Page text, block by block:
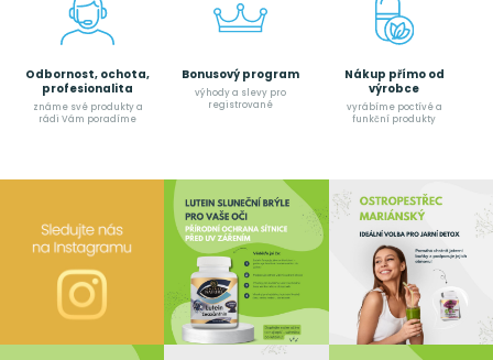
Odbornost, ochota,
profesionalita
známe své produkty a
rádi Vám poradíme
Bonusový program
výhody a slevy pro
registrované
Nákup přímo od
výrobce
vyrábíme poctívé a
funkční produkty